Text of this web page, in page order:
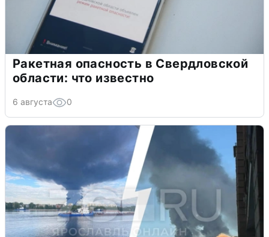
Ракетная опасность в Свердловской
области: что известно
6 августа 0